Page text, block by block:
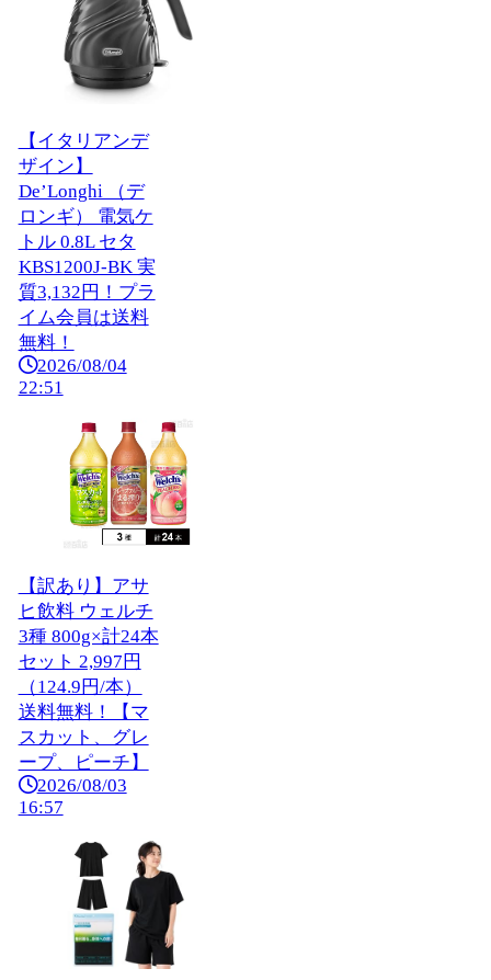
【イタリアンデ
ザイン】
De’Longhi （デ
ロンギ） 電気ケ
トル 0.8L セタ
KBS1200J-BK 実
質3,132円！プラ
イム会員は送料
無料！
2026/08/04
22:51
【訳あり】アサ
ヒ飲料 ウェルチ
3種 800g×計24本
セット 2,997円
（124.9円/本）
送料無料！【マ
スカット、グレ
ープ、ピーチ】
2026/08/03
16:57